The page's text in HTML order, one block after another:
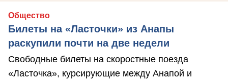
Общество
Билеты на «Ласточки» из Анапы
раскупили почти на две недели
Свободные билеты на скоростные поезда
«Ласточка», курсирующие между Анапой и